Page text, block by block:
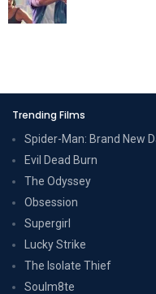
Trending Films
Spider-Man: Brand New
Evil Dead Burn
The Odyssey
Obsession
Supergirl
Lucky Strike
The Isolate Thief
Soulm8te